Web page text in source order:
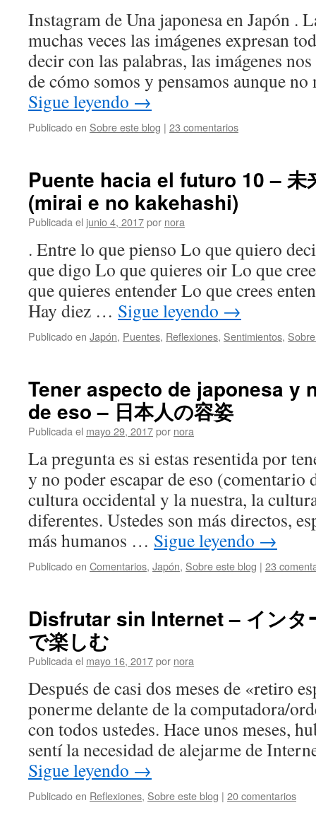
Instagram de Una japonesa en Japón .
muchas veces las imágenes expresan
decir con las palabras, las imágenes
de cómo somos y pensamos aunque
Sigue leyendo →
Publicado en Sobre este blog | 23 comentarios
Puente hacia el futuro 10 – 未
(mirai e no kakehashi)
Publicada el junio 4, 2017por nora
. Entre lo que pienso Lo que quiero
que digo Lo que quieres oir Lo que
que quieres entender Lo que crees
Hay diez … Sigue leyendo →
Publicado en Japón, Puentes, Reflexiones, Sentimientos,
Tener aspecto de japonesa y
de eso – 日本人の容姿
Publicada el mayo 29, 2017por nora
La pregunta es si estas resentida por
y no poder escapar de eso (comentario
cultura occidental y la nuestra, la
diferentes. Ustedes son más directos,
más humanos … Sigue leyendo →
Publicado en Comentarios, Japón, Sobre este blog | 23
Disfrutar sin Internet – インタ
で楽しむ
Publicada el mayo 16, 2017por nora
Después de casi dos meses de «retiro
ponerme delante de la computadora/
con todos ustedes. Hace unos meses,
sentí la necesidad de alejarme de
Sigue leyendo →
Publicado en Reflexiones, Sobre este blog | 20 comentarios